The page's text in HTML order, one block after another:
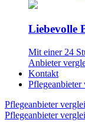
Liebevolle
Mit einer 24
Anbieter
Kontakt
Pflegeanbieter
Pflegeanbieter
Pflegeanbieter